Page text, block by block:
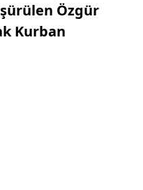
Özgür
Kurban